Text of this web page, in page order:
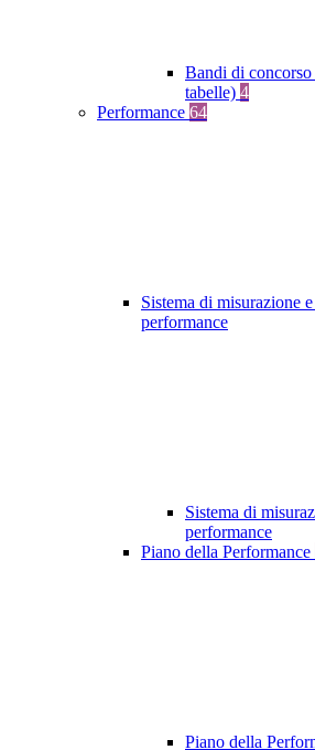
Bandi di
tabelle) 4
Performance 64
Sistema di misurazione
performance
Sistema di
performance
Piano della Performance
Piano della